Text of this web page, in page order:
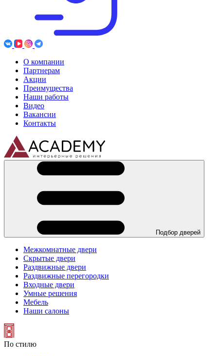
О компании
Партнерам
Акции
Преимущества
Наши работы
Видео
Вакансии
Контакты
Подбор дверей
Межкомнатные двери
Скрытые двери
Раздвижные двери
Раздвижные перегородки
Входные двери
Умные решения
Мебель
Наши салоны
По стилю